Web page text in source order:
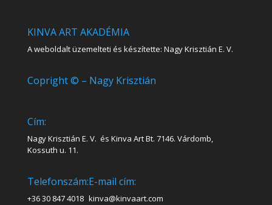
KINVA ART AKADÉMIA
A weboldalt üzemelteti és készítette: Nagy Krisztián E. V.
Copright © – Nagy Krisztián
Cím:
Nagy Krisztián E. V. és Kinva Art Bt. 7146. Várdomb,
Kossuth u. 11.
Telefonszám:
+36 30 847 4018
E-mail cím:
kinva@kinvaart.com